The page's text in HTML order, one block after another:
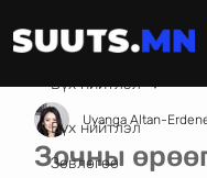
Бүх нийтлэл
Зөвлөгөө
Бүх нийтлэл
Зочны
Uyanga Altan-